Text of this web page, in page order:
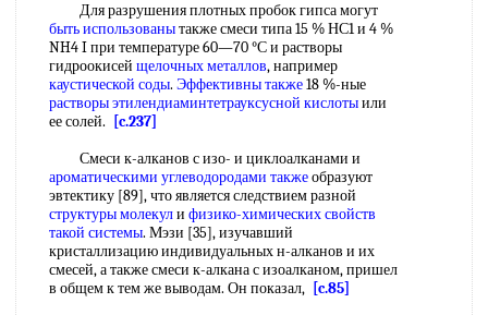
Для разрушения плотных пробок гипса могут
быть использованытакже смеси типа 15 % НС1 и 4 %
NH4 I при температуре 60—70 °С и растворы
гидроокисей щелочных металлов, например
каустической соды. Эффективны также18 %-ные
растворы этилендиаминтетрауксусной кислотыили
ее солей.
[c.237]
Смеси к-алканов с изо- и циклоалканами и
ароматическими углеводородами такжеобразуют
эвтектику [89], что является следствием разной
структуры молекули физико-химических свойств
такой системы. Мэзи [35], изучавший
кристаллизацию индивидуальных н-алканов и их
смесей, а также смеси к-алкана с изоалканом, пришел
в общем к тем же выводам. Он показал, [c.85]